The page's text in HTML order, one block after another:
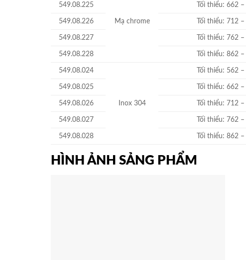
Mạ chrome
549.08.225 Tối thiểu: 662
549.08.226 Tối thiểu: 712
549.08.227 Tối thiểu: 762
549.08.228 Tối thiểu: 862
549.08.024
Inox 304
Tối thiểu: 562
549.08.025 Tối thiểu: 662
549.08.026 Tối thiểu: 712
549.08.027 Tối thiểu: 762
549.08.028 Tối thiểu: 862
HÌNH ẢNH SẢNG PHẨM